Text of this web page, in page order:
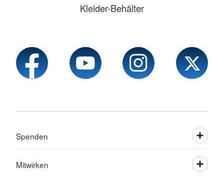
Kleider-Behälter
Spenden
Mitwirken